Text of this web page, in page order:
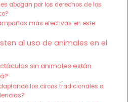
abogan por los derechos de los
más efectivas en este
al uso de animales en el
sin animales están
los circos tradicionales a